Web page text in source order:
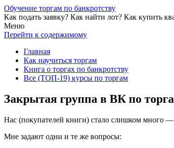
Обучение торгам по банкротству
Как подать заявку? Как найти лот? Как купить
Меню
Перейти к содержимому
Главная
Как научиться торгам
Книга о торгах по банкротству
Все (ТОП-19) курсы по торгам
Закрытая группа в ВК по
Нас (покупателей книги) стало слишком много —
Мне задают одни и те же вопросы: